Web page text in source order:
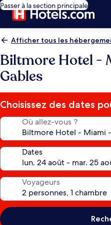
Passer à la section principale
Afficher tous les
Biltmore Hotel -
Gables
Choisissez des dates
Où allez-vous ?
Dates
Voyageurs